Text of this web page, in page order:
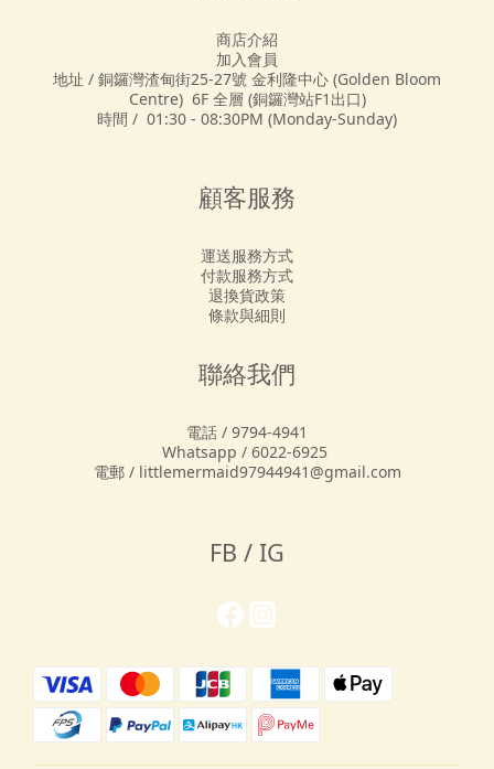
商店介紹
加入會員
地址 / 銅鑼灣渣甸街25-27號 金利隆中心 (Golden Bloom
Centre) 6F 全層 (銅鑼灣站F1出口)
時間 / 01:30 - 08:30PM (Monday-Sunday)
顧客服務
運送服務方式
付款服務方式
退換貨政策
條款與細則
聯絡我們
電話 / 9794-4941
Whatsapp / 6022-6925
電郵 / littlemermaid97944941@gmail.com
FB / IG